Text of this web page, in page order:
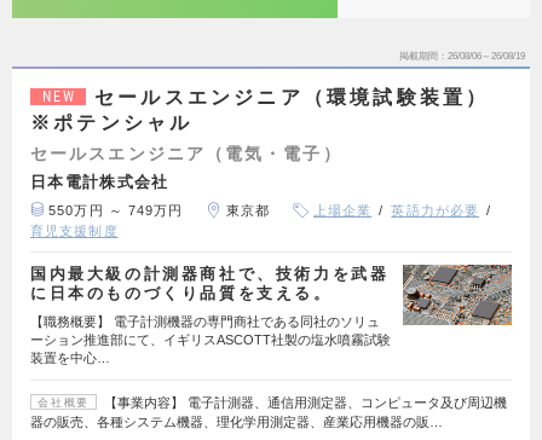
掲載期間 26/08/06～26/08/19
NEW
セールスエンジニア（環境試験装置）
※ポテンシャル
セールスエンジニア（電気・電子）
日本電計株式会社
550万円 ～ 749万円 東京都 上場企業
英語力が必要
育児支援制度
国内最大級の計測器商社で、技術力を武器
に日本のものづくり品質を支える。
【職務概要】 電子計測機器の専門商社である同社のソリュ
ーション推進部にて、イギリスASCOTT社製の塩水噴霧試験
装置を中心…
会社概要
【事業内容】 電子計測器、通信用測定器、コンピュータ及び周辺機
器の販売、各種システム機器、理化学用測定器、産業応用機器の販…